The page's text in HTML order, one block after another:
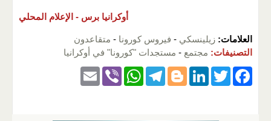
أوكرانيا برس - الإعلام المحلي
العلامات: زيلينسكي - فيروس كورونا - متقاعدون
التصنيفات: مجتمع - مستجدات "كورونا" في أوكرانيا
F
T
Li
Bl
T
W
Vi